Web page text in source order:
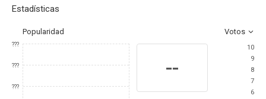
Estadísticas
Popularidad Votos
???
???
???
--
10
9
8
7
6